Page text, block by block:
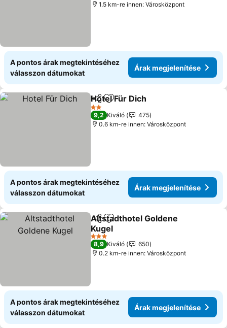
1.5 km-re innen: Városközpont
A pontos árak megtekintéséhez
válasszon dátumokat
Árak megjelenítése
MegosztásHozzáadás a kedvencekhez
Hotel Für Dich
2 Kategória
9,2 Kiváló
475
0.6 km-re innen: Városközpont
A pontos árak megtekintéséhez
válasszon dátumokat
Árak megjelenítése
Megosztás
Hozzáadás a kedvencekhez
Altstadthotel Goldene
Kugel
Árak megjelenítése
3 Kategória
8,9 Kiváló
650
0.2 km-re innen: Városközpont
A pontos árak megtekintéséhez
válasszon dátumokat
Árak megjelenítése